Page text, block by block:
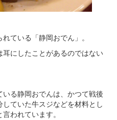
ている「静岡おでん」。
にしたことがあるのではない
る静岡おでんは、かつて戦後
ていた牛スジなどを材料とし
われています。